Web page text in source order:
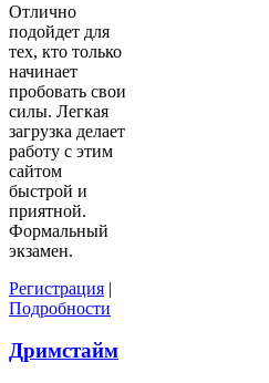
Отлично
подойдет для
тех, кто только
начинает
пробовать свои
силы. Легкая
загрузка делает
работу с этим
сайтом
быстрой и
приятной.
Формальный
экзамен.
Регистрация |
Подробности
Дримстайм